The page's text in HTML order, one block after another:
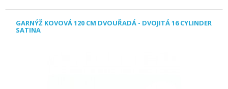
GARNÝŽ KOVOVÁ 120 CM DVOUŘADÁ - DVOJITÁ 16 CYLINDER
SATINA